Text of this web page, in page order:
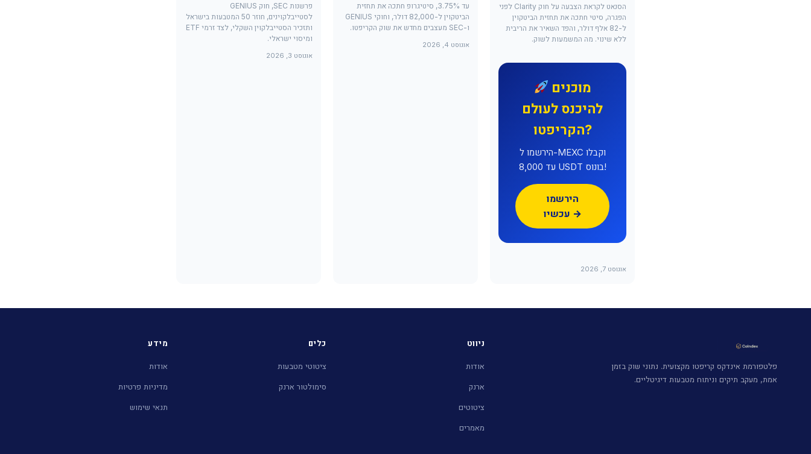
הסנאט לקראת הצבעה על חוק Clarity לפני
הפגרה, סיטי חתכה את תחזית הביטקוין
ל-82 אלף דולר, והפד השאיר את הריבית
ללא שינוי. מה המשמעות לשוק.
להיכנס לעולם
הקריפטו?
הירשמו ל-MEXC וקבלו
עד 8,000 USDT בונוס!
הירשמו
עכשיו →
אוגוסט 7, 2026
עד 3.75%, סיטיגרופ חתכה את תחזית
הביטקוין ל-82,000 דולר, וחוקי GENIUS
ו-SEC מעצבים מחדש את שוק הקריפטו.
אוגוסט 4, 2026
פרשנות SEC, חוק GENIUS
לסטייבלקוינים, חוזר 50 המטבעות בישראל
ותזכיר הסטייבלקוין השקלי, לצד זרמי ETF
ומיסוי ישראלי.
אוגוסט 3, 2026
פלטפורמת אינדקס קריפטו מקצועית. נתוני שוק בזמן
אמת, מעקב תיקים וניתוח מטבעות דיגיטליים.
ניווט
אודות
ארנק
ציטוטים
מאמרים
כלים
ציטוטי מטבעות
סימולטור ארנק
מידע
אודות
מדיניות פרטיות
תנאי שימוש